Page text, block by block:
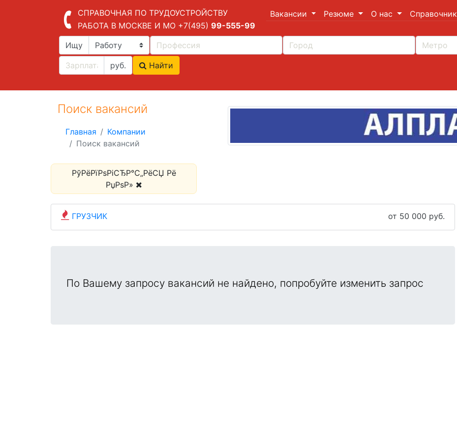
СПРАВОЧНАЯ ПО ТРУДОУСТРОЙСТВУ
РАБОТА В МОСКВЕ И МО +7(495) 99-555-99
Вакансии Резюме О нас Справочник
Ищу
руб. Найти
Поиск вакансий
Главная
Компании
Поиск вакансий
РўРёРїРѕРіСЂР°С„РёСЏ Рё
РџРѕР»
ГРУЗЧИК от 50 000 руб.
По Вашему запросу вакансий не найдено, попробуйте изменить запрос